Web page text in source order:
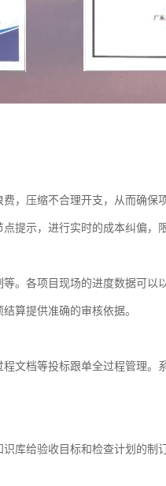
，压缩不合理开支，从而确保
提示，进行实时的成本纠偏，
。各项目现场的进度数据可以
算提供准确的审核依据。
文档等投标跟单全过程管理。
库给验收目标和检查计划的制